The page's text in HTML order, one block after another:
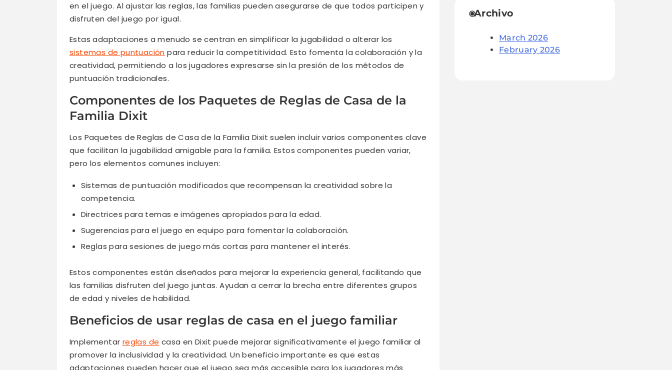
en el juego. Al ajustar las reglas, las familias pueden asegurarse de que todos participen y
disfruten del juego por igual.
Estas adaptaciones a menudo se centran en simplificar la jugabilidad o alterar los
sistemas de puntuación para reducir la competitividad. Esto fomenta la colaboración y la
creatividad, permitiendo a los jugadores expresarse sin la presión de los métodos de
puntuación tradicionales.
Componentes de los Paquetes de Reglas de Casa de la
Familia Dixit
Los Paquetes de Reglas de Casa de la Familia Dixit suelen incluir varios componentes clave
que facilitan la jugabilidad amigable para la familia. Estos componentes pueden variar,
pero los elementos comunes incluyen:
Sistemas de puntuación modificados que recompensan la creatividad sobre la
competencia.
Directrices para temas e imágenes apropiados para la edad.
Sugerencias para el juego en equipo para fomentar la colaboración.
Reglas para sesiones de juego más cortas para mantener el interés.
Estos componentes están diseñados para mejorar la experiencia general, facilitando que
las familias disfruten del juego juntas. Ayudan a cerrar la brecha entre diferentes grupos
de edad y niveles de habilidad.
Beneficios de usar reglas de casa en el juego familiar
Implementar reglas de casa en Dixit puede mejorar significativamente el juego familiar al
promover la inclusividad y la creatividad. Un beneficio importante es que estas
adaptaciones pueden hacer que el juego sea más accesible para los jugadores más
Archivo
March 2026
February 2026